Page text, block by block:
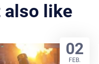
also like
02
FEB.